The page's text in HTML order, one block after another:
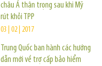
châu Á thận trọng sau khi Mỹ
rút khỏi TPP
03 | 02 | 2017
Trung Quốc ban hành các hướng
dẫn mới về trợ cấp bảo hiểm